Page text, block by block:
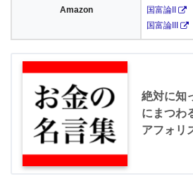
Amazon
国富論II
国富論III
絶対に知
にまつわ
アフォリ